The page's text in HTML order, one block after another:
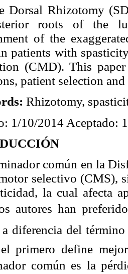
Dorsal Rhizotomy
roots of the
of the
patients with
(CMD). This
patient selection
Rhizotomy,
1/10/2014 Aceptado:
común en la
selectivo (CMS),
la cual afecta
autores han
a diferencia del término
primero define
común es la